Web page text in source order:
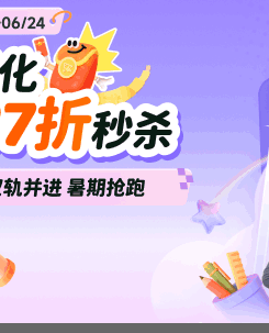
要使用，如果遗失可用注册账
提前报，以避免网络堵塞，没
人们一起报。而且，有不少应
报名!但是小编认为，预报名的
息?